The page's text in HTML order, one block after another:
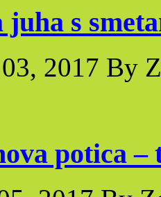
juha s
2017 By
potica –